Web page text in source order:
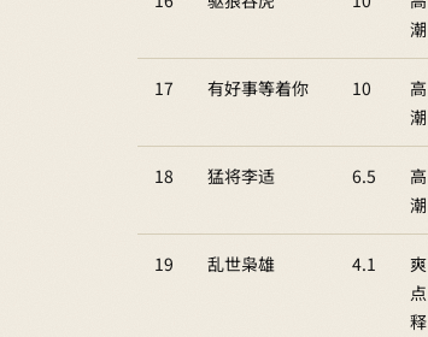
潮
17 有好事等着你 10
高
潮
18 猛将李适 6.5
高
潮
19 乱世枭雄 4.1
爽
点
释